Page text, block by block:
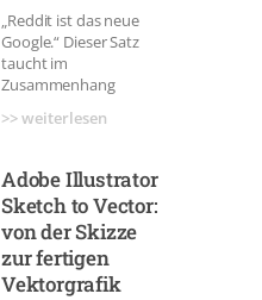
„Reddit ist das neue
Google.“ Dieser Satz
taucht im
Zusammenhang
>> weiterlesen
Adobe Illustrator
Sketch to Vector:
von der Skizze
zur fertigen
Vektorgrafik